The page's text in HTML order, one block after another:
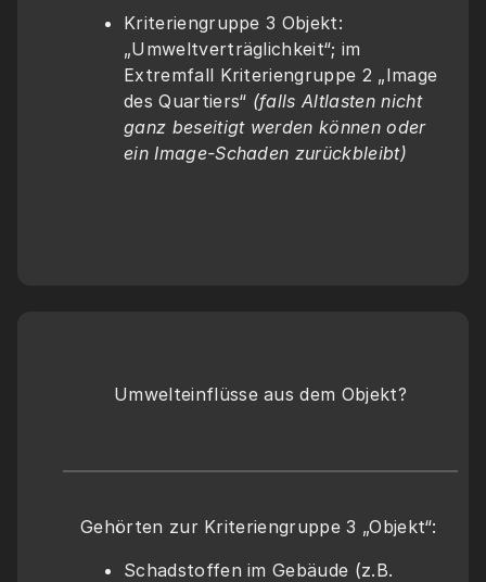
Kriteriengruppe 3 Objekt:
„Umweltverträglichkeit“; im
Extremfall Kriteriengruppe 2 „Image
des Quartiers“ (falls Altlasten nicht
ganz beseitigt werden können oder
ein Image-Schaden zurückbleibt)
Umwelteinflüsse aus dem Objekt?
Gehörten zur Kriteriengruppe 3 „Objekt“:
Schadstoffen im Gebäude (z.B.